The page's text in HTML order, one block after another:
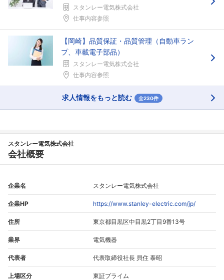
スタンレー電気株式会社
仕事内容参照
【岡崎】品質保証・品質管理（自動車ラン
プ、車載電子部品）
スタンレー電気株式会社
仕事内容参照
求人情報をもっと読む 全230件
スタンレー電気株式会社
会社概要
企業名 スタンレー電気株式会社
企業HP https://www.stanley-electric.com/jp/
住所 東京都目黒区中目黒2丁目9番13号
業界 電気機器
代表者 代表取締役社長 貝住 泰昭
上場区分 東証プライム